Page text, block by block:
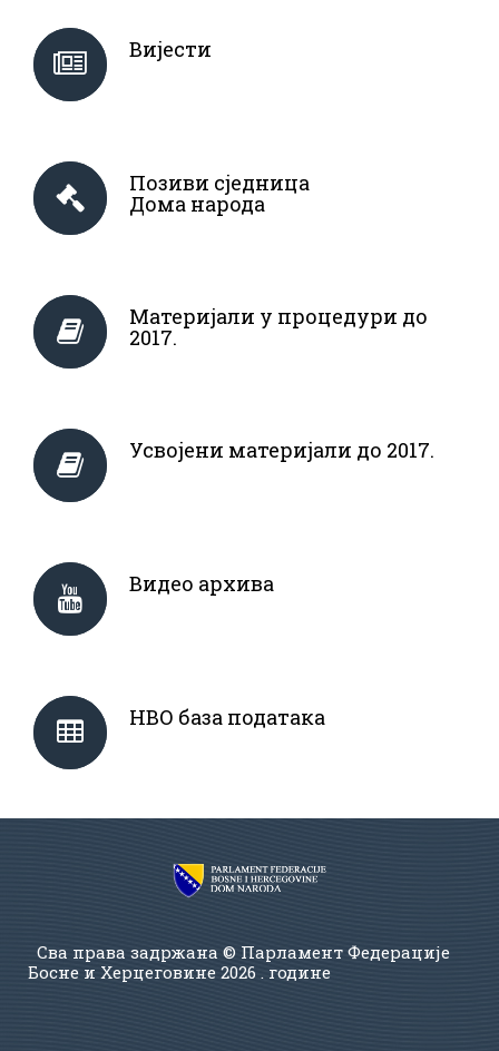
Вијести
Позиви сједница
Дома народа
Материјали у процедури до
2017.
Усвојени материјали до 2017.
Видео архива
НВО база података
Сва права задржана © Парламент Федерације
Босне и Херцеговине 2026 . године